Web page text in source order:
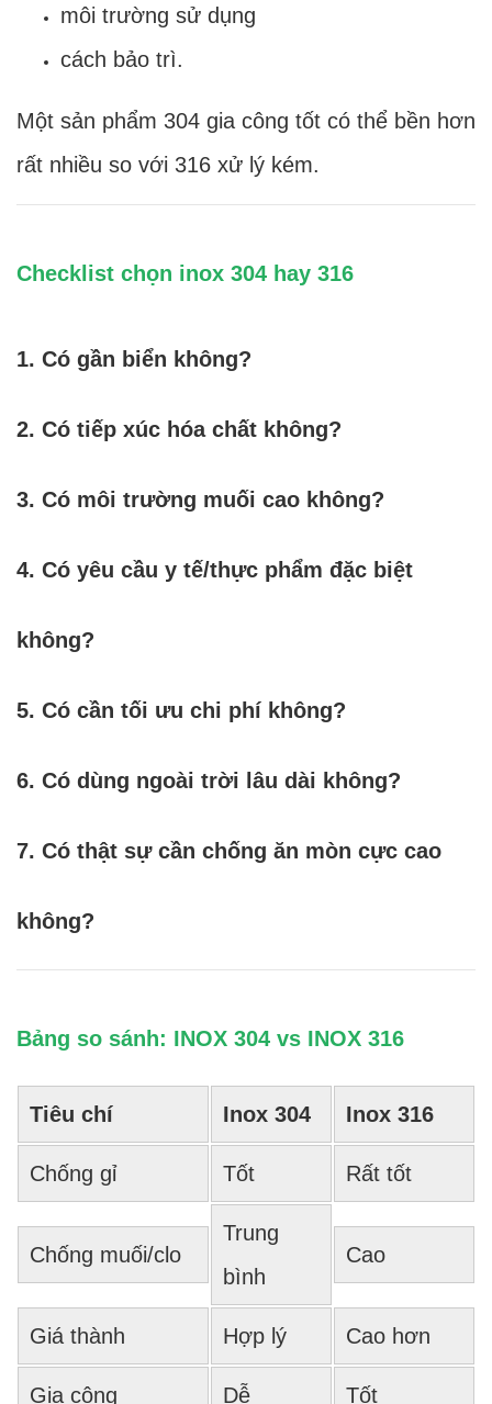
môi trường sử dụng
cách bảo trì.
Một sản phẩm 304 gia công tốt có thể bền hơn
rất nhiều so với 316 xử lý kém.
Checklist chọn inox 304 hay 316
1. Có gần biển không?
2. Có tiếp xúc hóa chất không?
3. Có môi trường muối cao không?
4. Có yêu cầu y tế/thực phẩm đặc biệt
không?
5. Có cần tối ưu chi phí không?
6. Có dùng ngoài trời lâu dài không?
7. Có thật sự cần chống ăn mòn cực cao
không?
Bảng so sánh: INOX 304 vs INOX 316
Tiêu chí Inox 304 Inox 316
Chống gỉ Tốt Rất tốt
Chống muối/clo
Trung
bình
Cao
Giá thành Hợp lý Cao hơn
Gia công Dễ Tốt